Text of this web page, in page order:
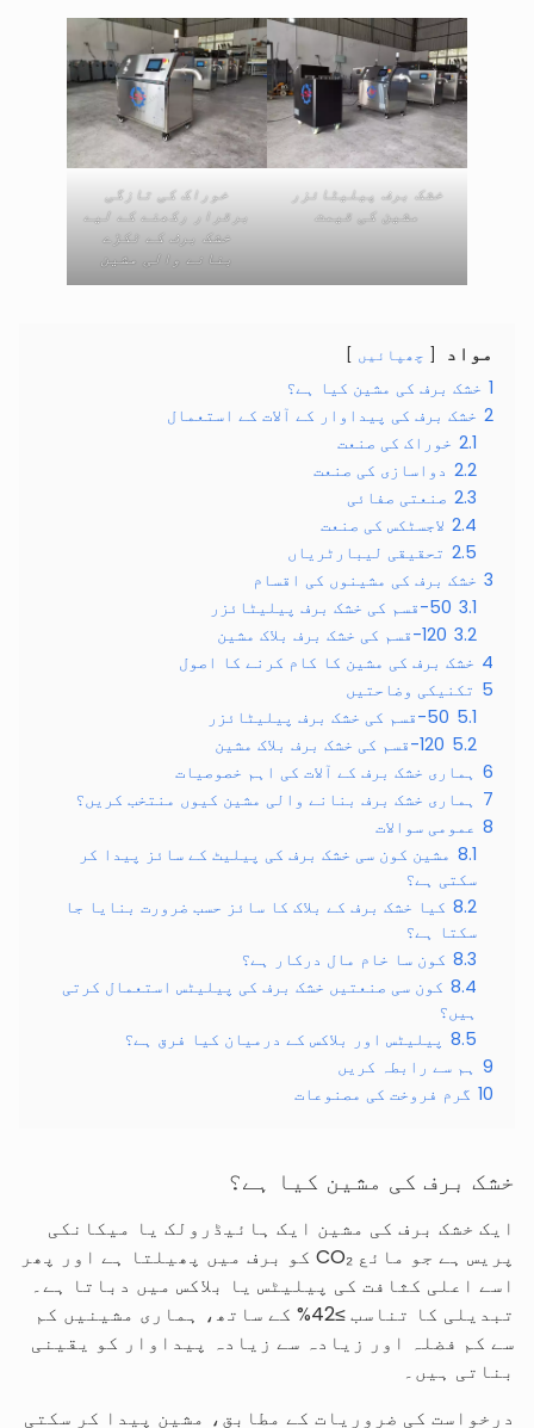
خشک برف پیلیٹائزر
مشین کی قیمت
خوراک کی تازگی
برقرار رکھنے کے لیے
خشک برف کے ٹکڑے
بنانے والی مشین
مواد چھپائیں
1 خشک برف کی مشین کیا ہے؟
2 خشک برف کی پیداوار کے آلات کے استعمال
2.1 خوراک کی صنعت
2.2 دواسازی کی صنعت
2.3 صنعتی صفائی
2.4 لاجسٹکس کی صنعت
2.5 تحقیقی لیبارٹریاں
3 خشک برف کی مشینوں کی اقسام
3.1 50-قسم کی خشک برف پیلیٹائزر
3.2 120-قسم کی خشک برف بلاک مشین
4 خشک برف کی مشین کا کام کرنے کا اصول
5 تکنیکی وضاحتیں
5.1 50-قسم کی خشک برف پیلیٹائزر
5.2 120-قسم کی خشک برف بلاک مشین
6 ہماری خشک برف کے آلات کی اہم خصوصیات
7 ہماری خشک برف بنانے والی مشین کیوں منتخب کریں؟
8 عمومی سوالات
8.1 مشین کون سی خشک برف کی پیلیٹ کے سائز پیدا کر
سکتی ہے؟
8.2 کیا خشک برف کے بلاک کا سائز حسب ضرورت بنایا جا
سکتا ہے؟
8.3 کون سا خام مال درکار ہے؟
8.4 کون سی صنعتیں خشک برف کی پیلیٹس استعمال کرتی
ہیں؟
8.5 پیلیٹس اور بلاکس کے درمیان کیا فرق ہے؟
9 ہم سے رابطہ کریں
10 گرم فروخت کی مصنوعات
خشک برف کی مشین کیا ہے؟
ایک خشک برف کی مشین ایک ہائیڈرولک یا میکانکی
پریس ہے جو مائع CO₂ کو برف میں پھیلتا ہے اور پھر
اسے اعلی کثافت کی پیلیٹس یا بلاکس میں دباتا ہے۔
تبدیلی کا تناسب ≥42% کے ساتھ، ہماری مشینیں کم
سے کم فضلہ اور زیادہ سے زیادہ پیداوار کو یقینی
بناتی ہیں۔
درخواست کی ضروریات کے مطابق، مشین پیدا کر سکتی